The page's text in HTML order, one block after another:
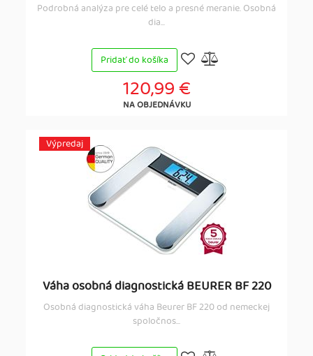
Podrobná analýza pre celé telo a presné meranie. Osobná
dia...
Pridať do košíka
120,99 €
NA OBJEDNÁVKU
Výpredaj
Váha osobná diagnostická BEURER BF 220
Osobná diagnostická váha Beurer BF 220 od nemeckej
spoločnos...